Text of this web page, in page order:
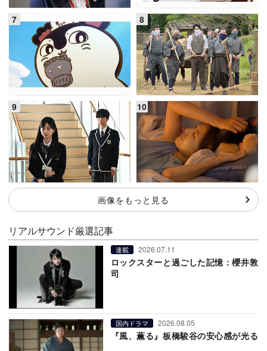
画像をもっと見る
リアルサウンド厳選記事
連載 2026.07.11
ロックスターと過ごした記憶：櫻井敦
司
国内ドラマ 2026.08.05
『風、薫る』板橋駿谷の安心感が光る